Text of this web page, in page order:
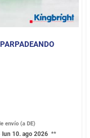
envío (a DE)
lun 10. ago 2026 **